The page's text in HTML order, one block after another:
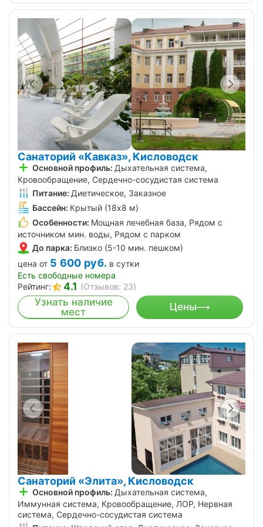
Санаторий «Кавказ», Кисловодск
Основной профиль: Дыхательная система,
Кровообращение, Сердечно-сосудистая система
Питание: Диетическое, Заказное
Бассейн: Крытый (18х8 м)
Особенности: Мощная лечебная база, Рядом с
источником мин. воды, Рядом с парком
До парка: Близко (5-10 мин. пешком)
цена от 5 600 руб. в сутки
Есть свободные номера
Рейтинг:
4.1 (Отзывов: 23)
Узнать наличие
мест
Цены
Санаторий «Элита», Кисловодск
Основной профиль: Дыхательная система,
Иммунная система, Кровообращение, ЛОР, Нервная
система, Сердечно-сосудистая система